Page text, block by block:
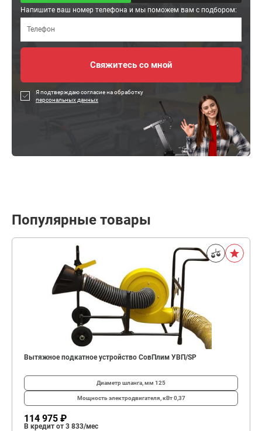
Напишите ваш номер телефона и мы поможем вам с подбором:
Я подтверждаю согласие на обработку
персональных данных
Популярные товары
Вытяжное подкатное устройство СовПлим УВП/SP
Диаметр шланга, мм 125
Мощность электродвигателя, кВт0,37
114 975 ₽
В кредит от 3 833/мес